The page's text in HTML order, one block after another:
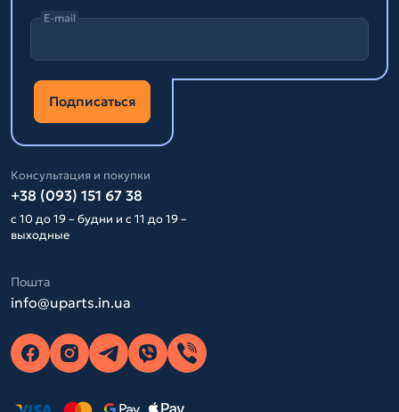
E-mail
Подписаться
Консультация и покупки
+38 (093) 151 67 38
с 10 до 19 – будни и с 11 до 19 –
выходные
Пошта
info@uparts.in.ua